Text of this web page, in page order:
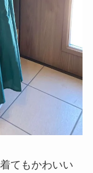
てもかわいい